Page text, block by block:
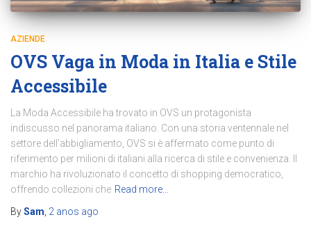
AZIENDE
OVS Vaga in Moda in Italia e Stile
Accessibile
La Moda Accessibile ha trovato in OVS un protagonista
indiscusso nel panorama italiano. Con una storia ventennale nel
settore dell’abbigliamento, OVS si è affermato come punto di
riferimento per milioni di italiani alla ricerca di stile e convenienza. Il
marchio ha rivoluzionato il concetto di shopping democratico,
offrendo collezioni che Read more…
BySam 2 anos ago